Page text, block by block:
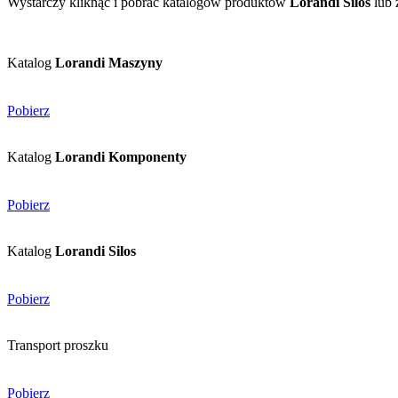
Katalog Lorandi Maszyny
Pobierz
Katalog Lorandi Komponenty
Pobierz
Katalog Lorandi Silos
Pobierz
Transport proszku
Pobierz